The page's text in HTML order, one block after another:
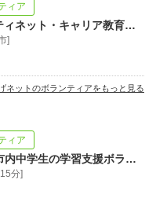
せん」
げネットがつくるキャ
ャリア教育」です。
け」をつくり、不本意
と。
生きていくために必要
ィア
【高校生対象のセーフティネット・キャリア教育】認定ファシリテーターになりませんか
]
ネットのボランティアをもっと見る
ィア
【月1回からOK】立川市内中学生の学習支援ボランティア募集
分]